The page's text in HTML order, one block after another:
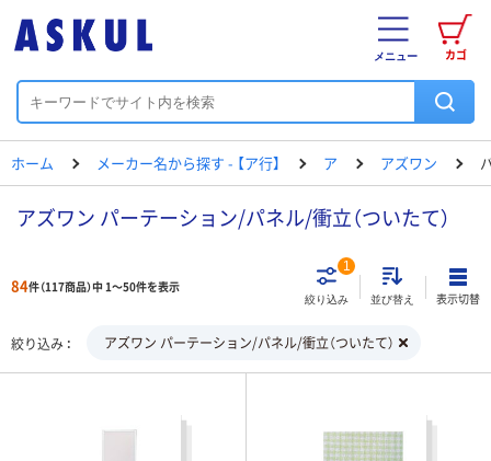
カゴ
メニュー
ホーム メーカー名から探す - 【ア行】 ア アズワン
アズワン パーテーション/パネル/衝立（ついたて）
84件（117商品）中 1～50件を表示
絞り込み
1
並び替え 表示切替
絞り込み アズワン パーテーション/パネル/衝立（ついたて）